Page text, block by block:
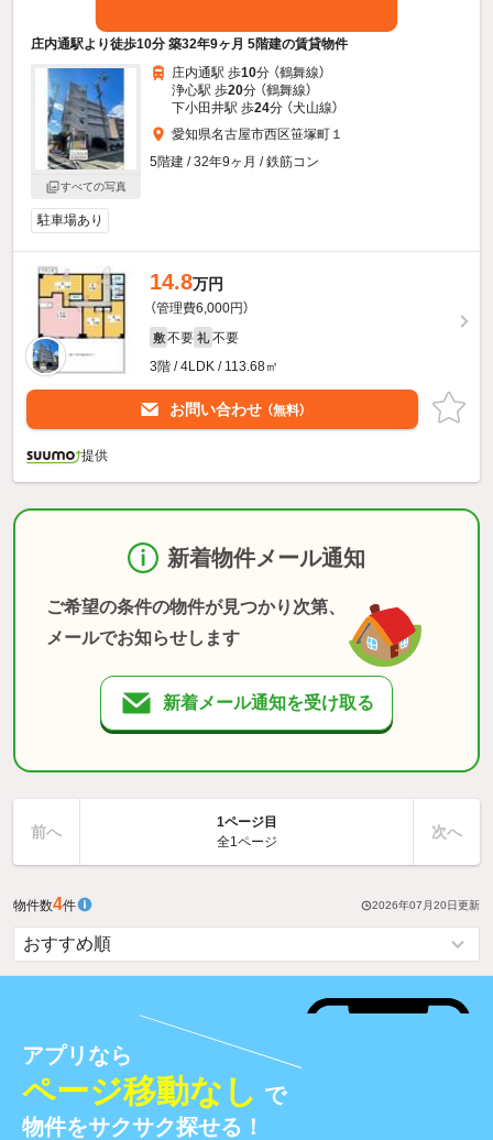
庄内通駅より徒歩10分 築32年9ヶ月 5階建の賃貸物件
すべての写真
庄内通駅 歩10分 （鶴舞線）
浄心駅 歩20分 （鶴舞線）
下小田井駅 歩24分 （犬山線）
愛知県名古屋市西区笹塚町１
5階建 / 32年9ヶ月 / 鉄筋コン
駐車場あり
14.8万円
（管理費6,000円）
敷 不要 礼 不要
3階 / 4LDK / 113.68㎡
お問い合わせ （無料）
提供
新着物件メール通知
ご希望の条件の物件が見つかり次第、
メールでお知らせします
新着メール通知を受け取る
前へ
1ページ目
全1ページ
次へ
物件数4件 2026年07月20日 更新
アプリなら
ページ移動なし で
物件をサクサク探せる！